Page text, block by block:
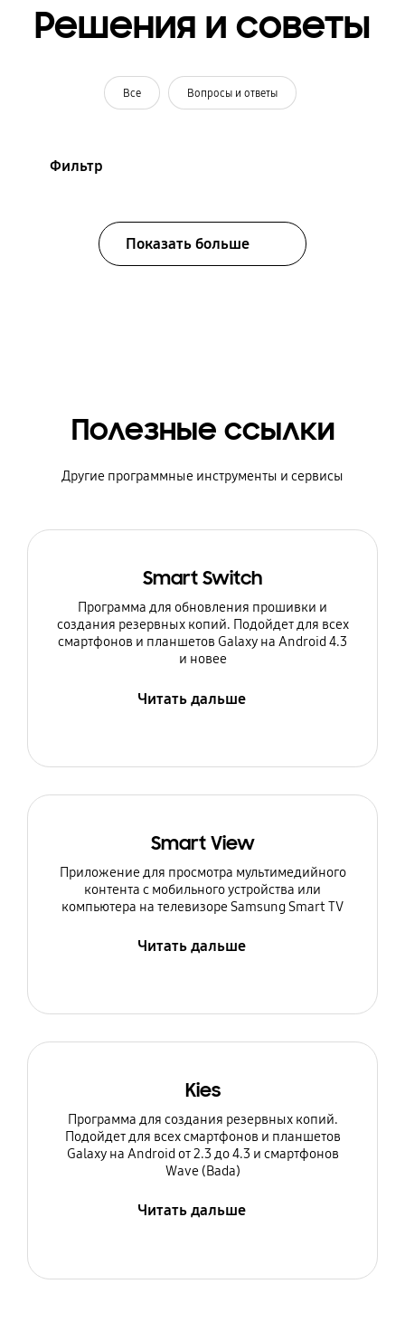
Решения и советы
Все Вопросы и ответы
Фильтр
Показать больше
Полезные ссылки
Другие программные инструменты и сервисы
Smart Switch
Программа для обновления прошивки и
создания резервных копий. Подойдет для всех
смартфонов и планшетов Galaxy на Android 4.3
и новее
Читать дальше
Smart View
Приложение для просмотра мультимедийного
контента с мобильного устройства или
компьютера на телевизоре Samsung Smart TV
Читать дальше
Kies
Программа для создания резервных копий.
Подойдет для всех смартфонов и планшетов
Galaxy на Android от 2.3 до 4.3 и смартфонов
Wave (Bada)
Читать дальше